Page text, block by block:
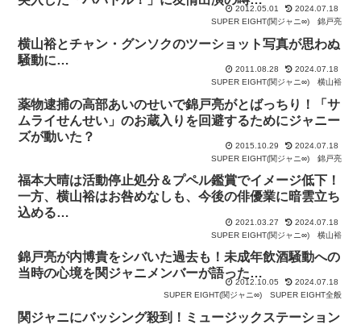
2012.05.01
2024.07.18
SUPER EIGHT(関ジャニ∞)
錦戸亮
横山裕とチャン・グンソクのツーショット写真が思わぬ
騒動に…
2011.08.28
2024.07.18
SUPER EIGHT(関ジャニ∞)
横山裕
薬物逮捕の高部あいのせいで錦戸亮がとばっちり！「サ
ムライせんせい」のお蔵入りを回避するためにジャニー
ズが動いた？
2015.10.29
2024.07.18
SUPER EIGHT(関ジャニ∞)
錦戸亮
福本大晴は活動停止処分＆プペル鑑賞でイメージ低下！
一方、横山裕はお咎めなしも、今後の俳優業に暗雲立ち
込める…
2021.03.27
2024.07.18
SUPER EIGHT(関ジャニ∞)
横山裕
錦戸亮が内博貴をシバいた過去も！未成年飲酒騒動への
当時の心境を関ジャニメンバーが語った…
2012.10.05
2024.07.18
SUPER EIGHT(関ジャニ∞)
SUPER EIGHT全般
関ジャニにバッシング殺到！ミュージックステーション